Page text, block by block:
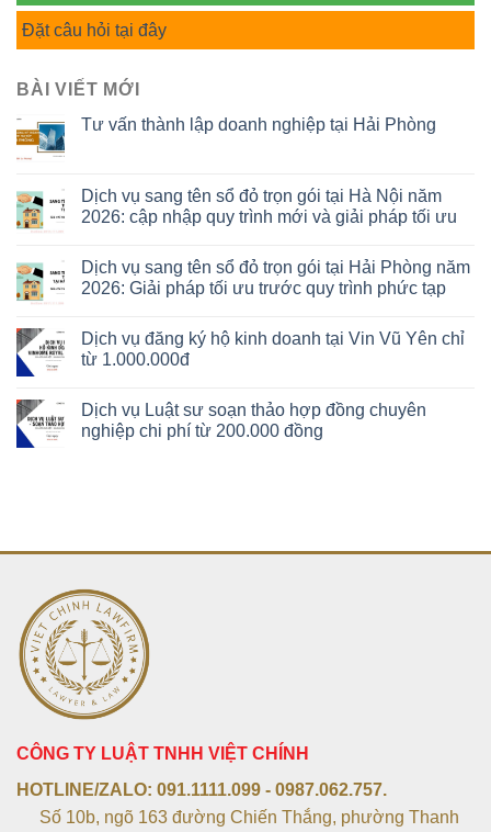
Đặt câu hỏi tại đây
BÀI VIẾT MỚI
Tư vấn thành lập doanh nghiệp tại Hải Phòng
Dịch vụ sang tên sổ đỏ trọn gói tại Hà Nội năm
2026: cập nhập quy trình mới và giải pháp tối ưu
Dịch vụ sang tên sổ đỏ trọn gói tại Hải Phòng năm
2026: Giải pháp tối ưu trước quy trình phức tạp
Dịch vụ đăng ký hộ kinh doanh tại Vin Vũ Yên chỉ
từ 1.000.000đ
Dịch vụ Luật sư soạn thảo hợp đồng chuyên
nghiệp chi phí từ 200.000 đồng
CÔNG TY LUẬT TNHH VIỆT CHÍNH
HOTLINE/ZALO: 091.1111.099 - 0987.062.757.
Số 10b, ngõ 163 đường Chiến Thắng, phường Thanh